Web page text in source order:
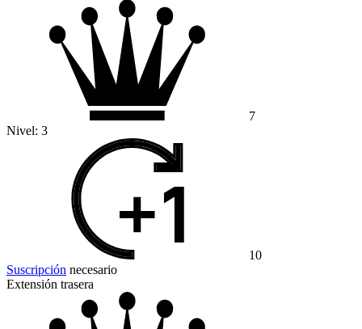
7
Nivel: 3
10
Suscripción necesario
Extensión trasera